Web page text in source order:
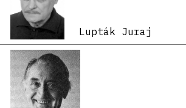
Lupták Juraj